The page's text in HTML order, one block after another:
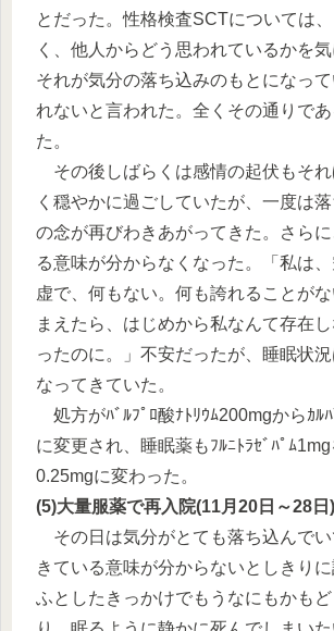
とだった。性格検査SCTについては
く、他人からどう思われているかを気
それが気分の落ち込みのもとになっ
れないと言われた。全くその通りで
た。
その後しばらくは感情の起伏もそ
く穏やかに過ごしていたが、一度は
の念が再びわきあがってきた。さら
る意味が分からなくなった。「私は
虚で、何もない。何も誇れることが
まえたら、はじめから私なんて存在
ったのに。」不安だったが、睡眠状況
なってきていた。
処方がﾊﾞﾙﾌﾟﾛ酸ﾅﾄﾘｳﾑ200mgからｶﾙ
に変更され、睡眠薬もﾌﾙﾆﾄﾗｾﾞﾊﾟﾑ1mg
0.25mgに変わった。
(5)大量服薬で再入院(11月20日～28日)
その日は気分がとても落ち込んで
きている意味が分からないとしきりに
ふとしたきっかけでもうなにもかも